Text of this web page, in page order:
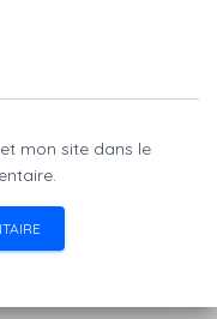
mon site dans le